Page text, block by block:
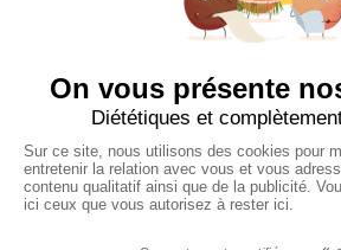
Louer un scooter avec
Louer un Camping-Car